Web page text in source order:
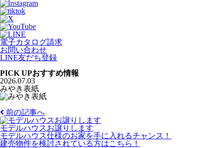
電子カタログ請求
お問い合わせ
LINE友だち登録
PICK UPおすすめ情報
2026.07.03
みやき表紙
前の記事へ
モデルハウスお譲りします
モデルハウス仕様のお家を手に入れるチャンス！
建売物件を検討されている方はこちら！